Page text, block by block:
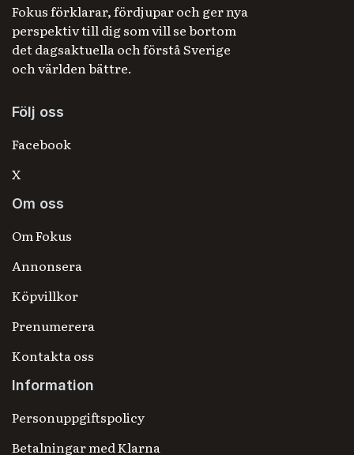
Fokus förklarar, fördjupar och ger nya
perspektiv till dig som vill se bortom
det dagsaktuella och förstå Sverige
och världen bättre.
Följ oss
Facebook
X
Om oss
Om Fokus
Annonsera
Köpvillkor
Prenumerera
Kontakta oss
Information
Personuppgiftspolicy
Betalningar med Klarna